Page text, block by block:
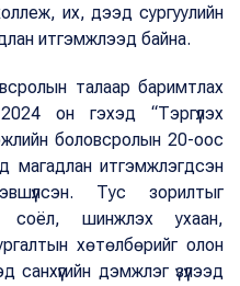
их, дээд сургуулийн
итгэмжлээд байна.
талаар баримтлах
он гэхэд “Тэргүүлэх
боловсролын 20-оос
магадлан итгэмжлэгдсэн
Тус зорилтыг
соёл, шинжлэх ухаан,
хөтөлбөрийг олон
дэмжлэг үзүүлээд